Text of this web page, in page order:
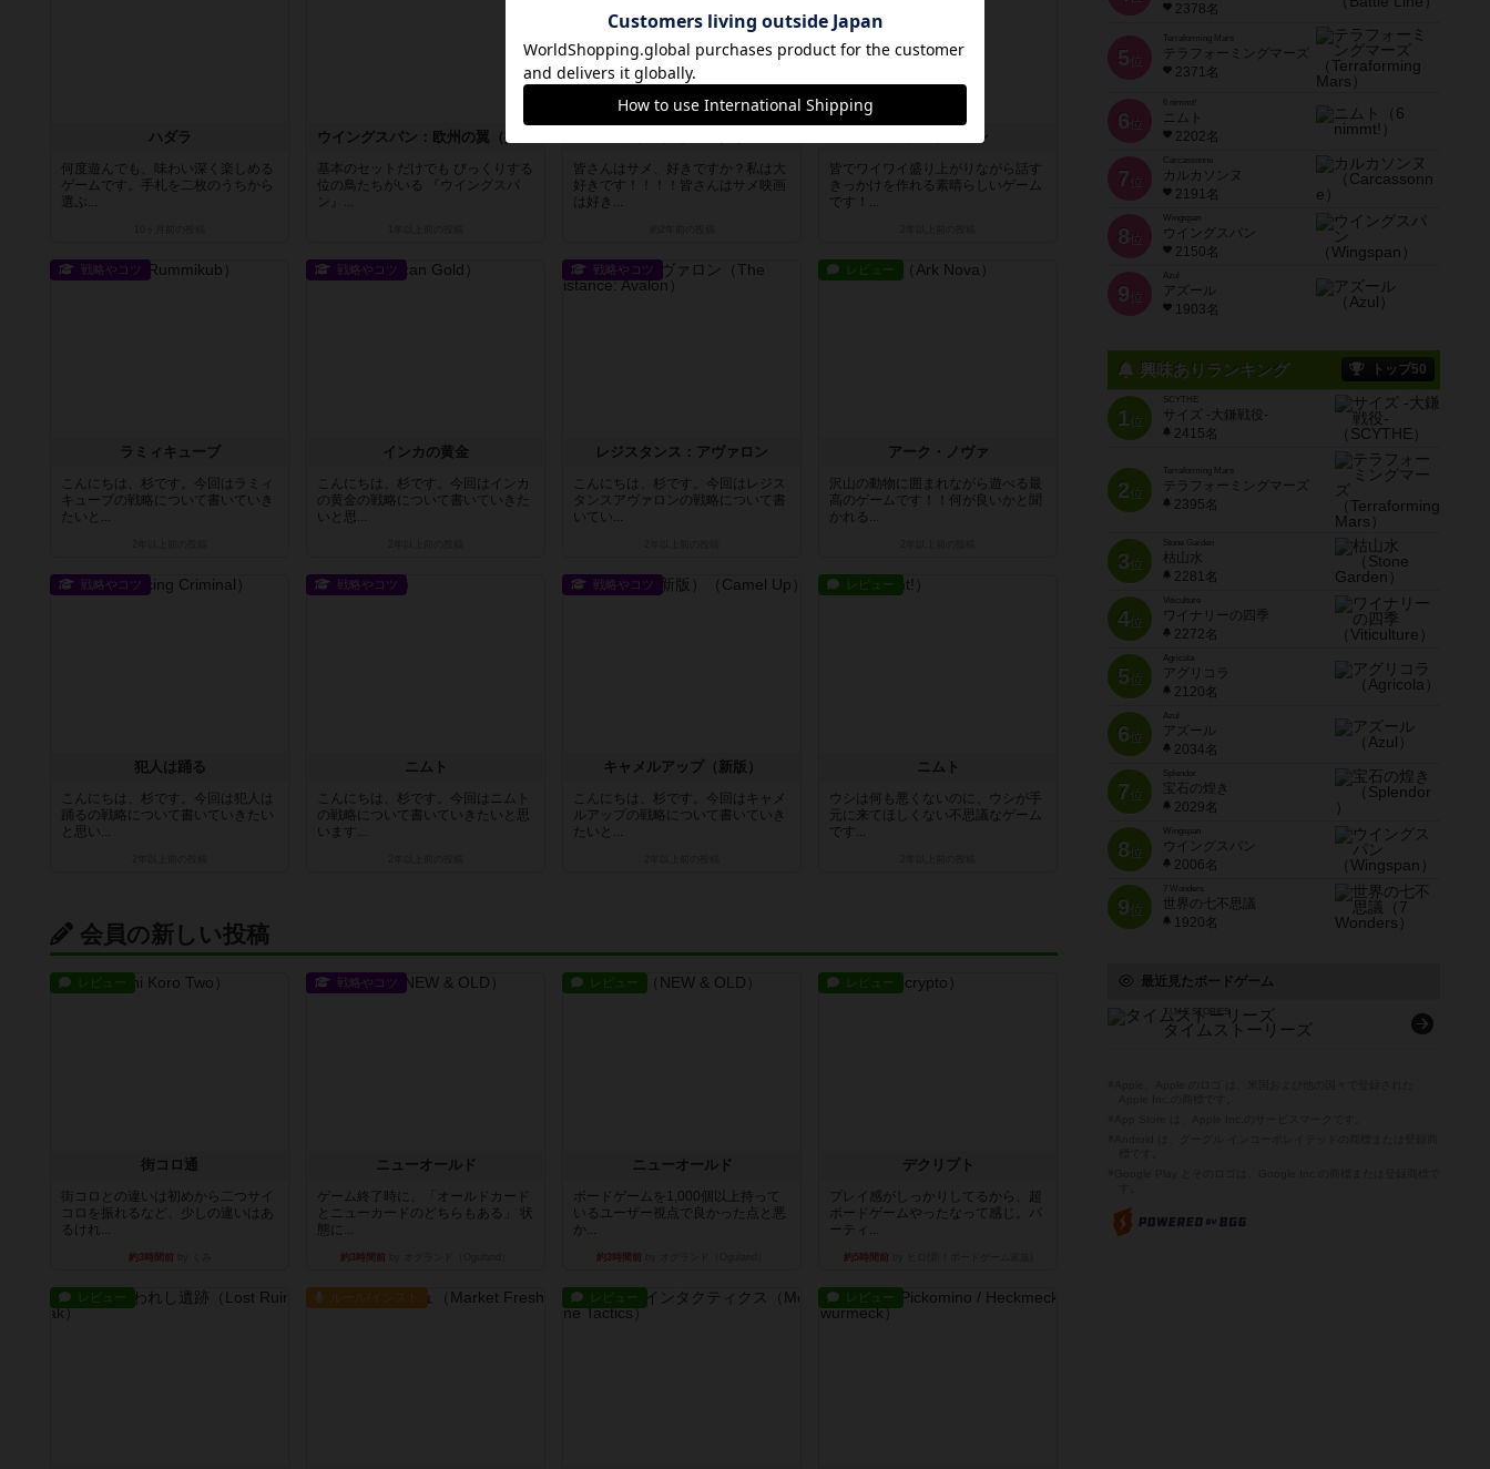
ハダラ
何度遊んでも、味わい深く楽しめる
ゲームです。手札を二枚のうちから
選ぶ...
基本のセットだけでも びっくりする
位の鳥たちがいる 『ウイングスパ
ン』...
皆さんはサメ、好きですか？私は大
好きです！！！！皆さんはサメ映画
は好き...
ジャスト・ワン
皆でワイワイ盛り上がりながら話す
きっかけを作れる素晴らしいゲーム
です！...
戦略やコツ
ラミィキューブ
こんにちは、杉です。今回はラミィ
キューブの戦略について書いていき
たいと...
戦略やコツ
インカの黄金
こんにちは、杉です。今回はインカ
の黄金の戦略について書いていきた
いと思...
戦略やコツ
レジスタンス：アヴァロン
こんにちは、杉です。今回はレジス
タンスアヴァロンの戦略について書
いてい...
レビュー
アーク・ノヴァ
沢山の動物に囲まれながら遊べる最
高のゲームです！！何が良いかと聞
かれる...
戦略やコツ
犯人は踊る
こんにちは、杉です。今回は犯人は
踊るの戦略について書いていきたい
と思い...
戦略やコツ
ニムト
こんにちは、杉です。今回はニムト
の戦略について書いていきたいと思
います...
戦略やコツ
キャメルアップ（新版）
こんにちは、杉です。今回はキャメ
ルアップの戦略について書いていき
たいと...
レビュー
ニムト
ウシは何も悪くないのに、ウシが手
元に来てほしくない不思議なゲーム
です...
会員の新しい投稿
レビュー
街コロ通
街コロとの違いは初めから二つサイ
コロを振れるなど、少しの違いはあ
るけれ...
約3時間前
戦略やコツ
ニューオールド
ゲーム終了時に、「オールドカード
とニューカードのどちらもある」 状
態に...
約3時間前
レビュー
ニューオールド
ボードゲームを1,000個以上持って
いるユーザー視点で良かった点と悪
か...
約3時間前
レビュー
デクリプト
プレイ感がしっかりしてるから、超
ボードゲームやったなって感じ。パ
ーティ...
約5時間前
レビュー ルール/インスト レビュー レビュー
2378名
5 位
Terraforming Mars
テラフォーミングマーズ
2371名
6 位
ニムト
2202名
7 位
Carcassonne
カルカソンヌ
2191名
8 位
Wingspan
ウイングスパン
2150名
9 位
Azul
アズール
1903名
興味ありランキング トップ50
1位
SCYTHE
サイズ -大鎌戦役-
2415名
2位
Terraforming Mars
テラフォーミングマーズ
2395名
3位
Stone Garden
枯山水
2281名
4位
Viticulture
ワイナリーの四季
2272名
5位
Agricola
アグリコラ
2120名
6位
Azul
アズール
2034名
7位
宝石の煌き
2029名
8位
Wingspan
ウイングスパン
2006名
9位
7 Wonders
世界の七不思議
1920名
最近見たボードゲーム
T.I.M.E STORIES
タイムストーリーズ